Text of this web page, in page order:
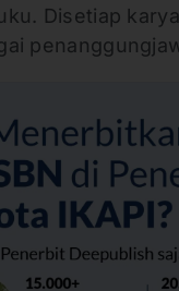
Disetiap